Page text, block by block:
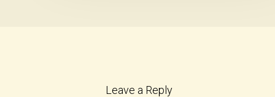
Leave a Reply